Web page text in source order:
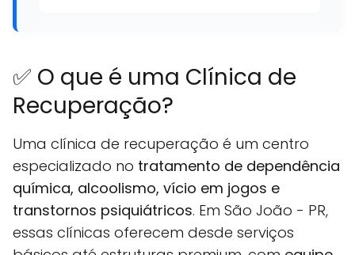
✅ O que é uma Clínica de
Recuperação?
Uma clínica de recuperação é um centro
especializado no tratamento de dependência
química, alcoolismo, vício em jogos e
transtornos psiquiátricos. Em São João - PR,
essas clínicas oferecem desde serviços